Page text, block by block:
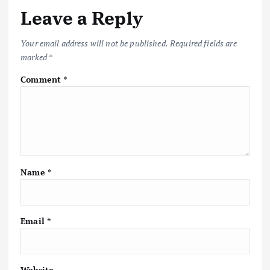
Leave a Reply
Your email address will not be published. Required fields are
marked*
Comment*
Name *
Email *